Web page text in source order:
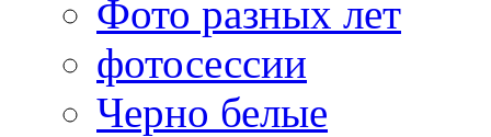
Фото разных лет
фотосессии
Черно белые